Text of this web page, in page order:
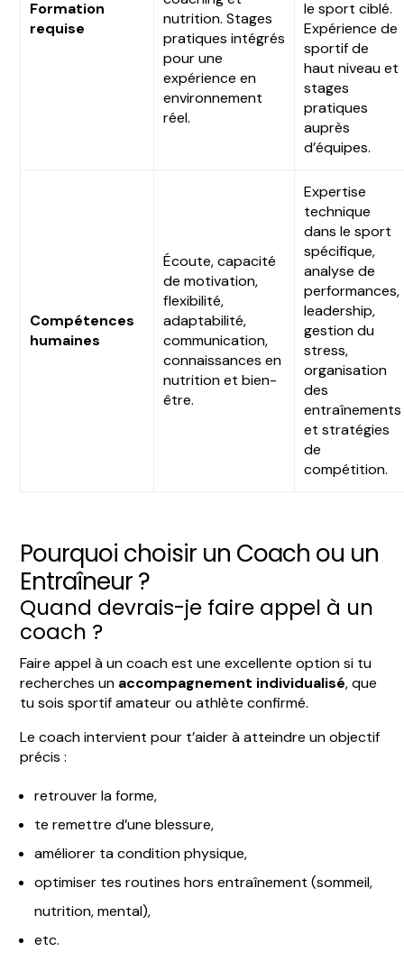
Formation
requise
nutrition. Stages
pratiques intégrés
pour une
expérience en
environnement
réel.
le sport ciblé.
Expérience de
sportif de
haut niveau et
stages
pratiques
auprès
d’équipes.
Compétences
humaines
Écoute, capacité
de motivation,
flexibilité,
adaptabilité,
communication,
connaissances en
nutrition et bien-
être.
Expertise
technique
dans le sport
spécifique,
analyse de
performances,
leadership,
gestion du
stress,
organisation
des
entraînements
et stratégies
de
compétition.
Pourquoi choisir un Coach ou un
Entraîneur ?
Quand devrais-je faire appel à un
coach ?
Faire appel à un coach est une excellente option si tu
recherches un accompagnement individualisé, que
tu sois sportif amateur ou athlète confirmé.
Le coach intervient pour t’aider à atteindre un objectif
précis :
retrouver la forme,
te remettre d’une blessure,
améliorer ta condition physique,
optimiser tes routines hors entraînement (sommeil,
nutrition, mental),
etc.